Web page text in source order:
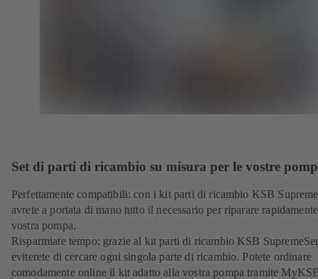
Set di parti di ricambio su misura per le vostre
Perfettamente compatibili: con i kit parti di ricambio KSB
avrete a portata di mano tutto il necessario per riparare
vostra pompa.
Risparmiate tempo: grazie al kit parti di ricambio KSB
eviterete di cercare ogni singola parte di ricambio. Potete ordinare
comodamente online il kit adatto alla vostra pompa tramite